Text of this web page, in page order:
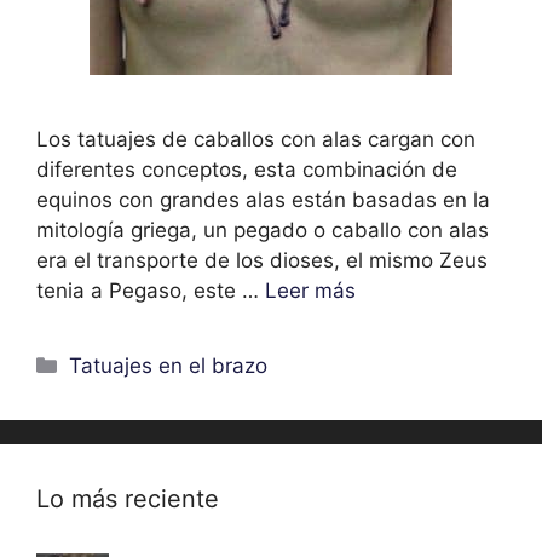
Los tatuajes de caballos con alas cargan con
diferentes conceptos, esta combinación de
equinos con grandes alas están basadas en la
mitología griega, un pegado o caballo con alas
era el transporte de los dioses, el mismo Zeus
tenia a Pegaso, este … Leer más
Categorías
Tatuajes en el brazo
Lo más reciente